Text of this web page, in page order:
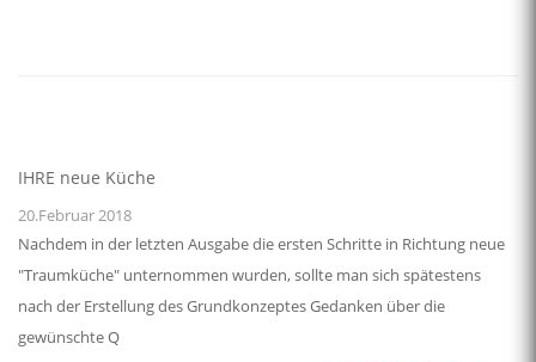
IHRE neue Küche
20.Februar 2018
Nachdem in der letzten Ausgabe die ersten Schritte in Richtung neue
"Traumküche" unternommen wurden, sollte man sich spätestens
nach der Erstellung des Grundkonzeptes Gedanken über die
gewünschte Q